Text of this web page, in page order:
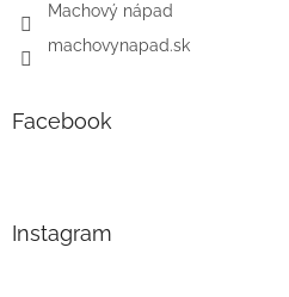
Machový nápad
machovynapad.sk
Facebook
Instagram